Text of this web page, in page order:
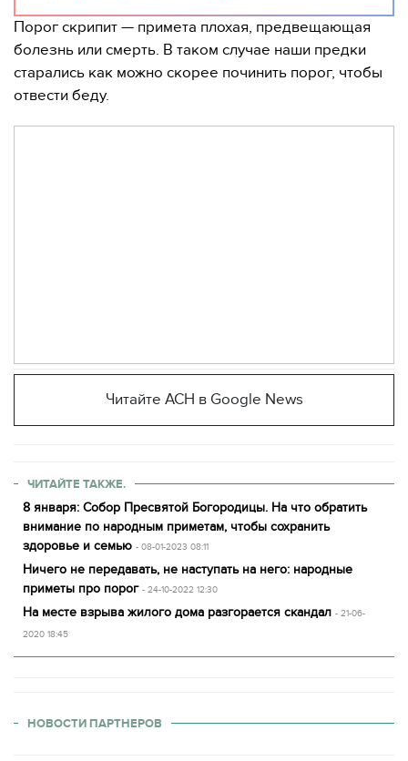
Порог скрипит — примета плохая, предвещающая
болезнь или смерть. В таком случае наши предки
старались как можно скорее починить порог, чтобы
отвести беду.
Читайте АСН в Google News
ЧИТАЙТЕ ТАКЖЕ.
8 января: Собор Пресвятой Богородицы. На что обратить
внимание по народным приметам, чтобы сохранить
здоровье и семью - 08-01-2023 08:11
Ничего не передавать, не наступать на него: народные
приметы про порог - 24-10-2022 12:30
На месте взрыва жилого дома разгорается скандал - 21-06-
2020 18:45
НОВОСТИ ПАРТНЕРОВ